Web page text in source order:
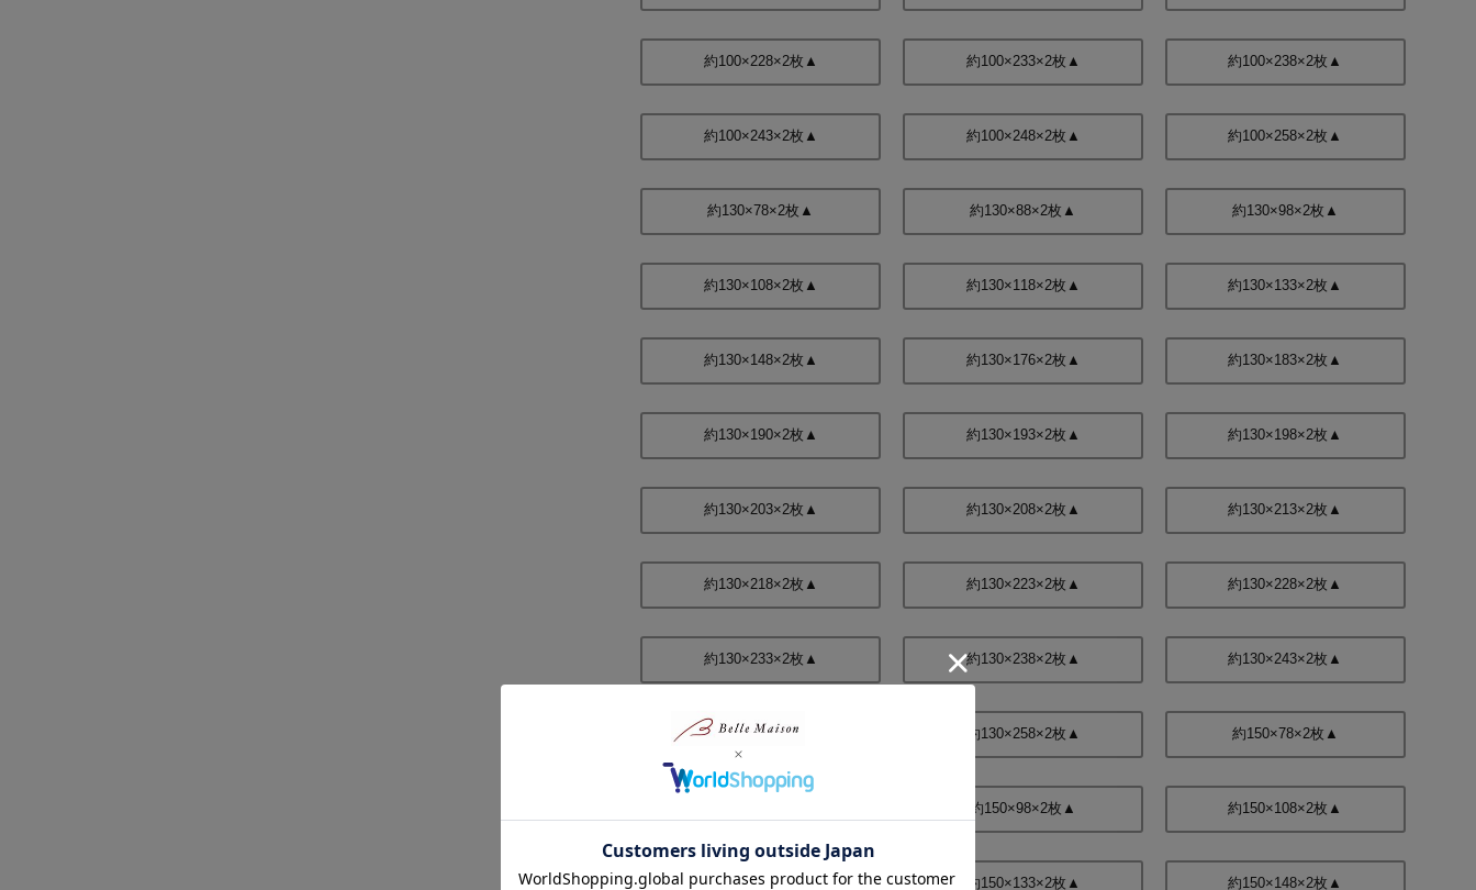
約100×228×2枚▲ 約100×233×2枚▲ 約100×238×2枚▲
約100×243×2枚▲ 約100×248×2枚▲ 約100×258×2枚▲
約130×78×2枚▲ 約130×88×2枚▲ 約130×98×2枚▲
約130×108×2枚▲ 約130×118×2枚▲ 約130×133×2枚▲
約130×148×2枚▲ 約130×176×2枚▲ 約130×183×2枚▲
約130×190×2枚▲ 約130×193×2枚▲ 約130×198×2枚▲
約130×203×2枚▲ 約130×208×2枚▲ 約130×213×2枚▲
約130×218×2枚▲ 約130×223×2枚▲ 約130×228×2枚▲
約130×233×2枚▲ 約130×238×2枚▲ 約130×243×2枚▲
約130×248×2枚▲ 約130×258×2枚▲ 約150×78×2枚▲
約150×98×2枚▲ 約150×108×2枚▲
約150×118×2枚▲ 約150×133×2枚▲ 約150×148×2枚▲